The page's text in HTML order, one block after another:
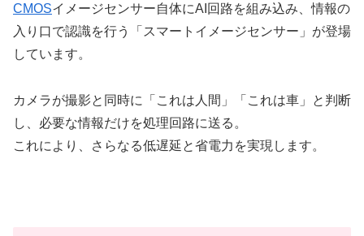
CMOSイメージセンサー自体にAI回路を組み込み、情報の
入り口で認識を行う「スマートイメージセンサー」が登場
しています。
カメラが撮影と同時に「これは人間」「これは車」と判断
し、必要な情報だけを処理回路に送る。
これにより、さらなる低遅延と省電力を実現します。